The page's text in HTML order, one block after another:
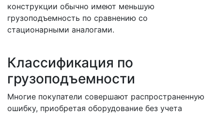
конструкции обычно имеют меньшую
грузоподъемность по сравнению со
стационарными аналогами.
Классификация по
грузоподъемности
Многие покупатели совершают распространенную
ошибку, приобретая оборудование без учета